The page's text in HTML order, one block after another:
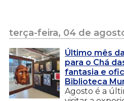
terça-feira, 04 de
Último mês
para o Chá
fantasia e
Biblioteca
Agosto é a